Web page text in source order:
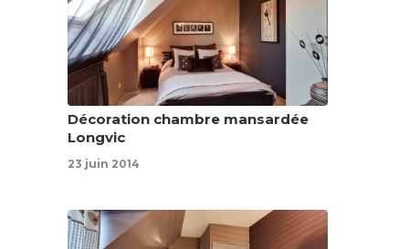
Décoration chambre mansardée
Longvic
23 juin 2014